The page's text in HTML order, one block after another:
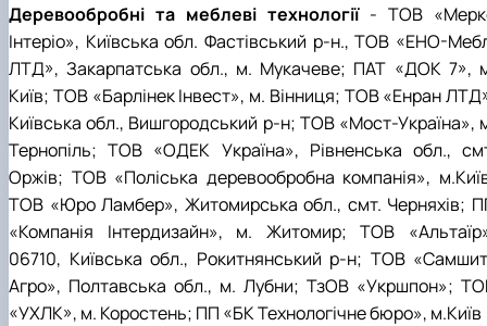
- 20.05.2022 р.), випускник 1999 року.
ТЕРЕЩЕНКО Ростислав Віталійович
- 28.12.2023 р.), студент 2 курсу з…
ТУШАКОВСЬКИЙ Борис Олександрович
(02.05.1981 - 02.02.2025 р.), випускник 2003 р…
ШЕВЧЕНКО Володимир В’ячеславович
(30.06.1965 - 03.2022 р.), випускник 1992 року.
ШИНКАРЬОВ Олексій Сергійович
- 25.08.2023 р.), випускник 2016 року.
ЯРЕМА Микола Юрійович (13.12.1973 -
18.12.2022 р.), випускник 1996 року.
Деревообробні та меблеві технології - ТОВ
Інтеріо», Київська обл. Фастівський р-н., ТОВ «ЕНО-
ЛТД», Закарпатська обл., м. Мукачеве; ПАТ «ДОК 7»,
Київ; ТОВ «Барлінек Інвест», м. Вінниця; ТОВ «Енран
Київська обл., Вишгородський р-н; ТОВ «Мост-Україна»,
Тернопіль; ТОВ «ОДЕК Україна», Рівненська обл.,
Оржів; ТОВ «Поліська деревообробна компанія»,
ТОВ «Юро Ламбер», Житомирська обл., смт. Черняхів;
«Компанія Інтердизайн», м. Житомир; ТОВ
06710, Київська обл., Рокитнянський р-н; ТОВ
Агро», Полтавська обл., м. Лубни; ТзОВ «Укршпон»;
«УХЛК», м. Коростень; ПП «БК Технологічне бюро», м.Київ